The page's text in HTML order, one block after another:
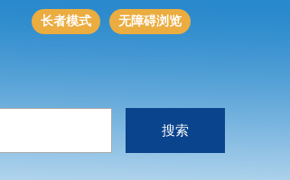
长者模式 无障碍浏览